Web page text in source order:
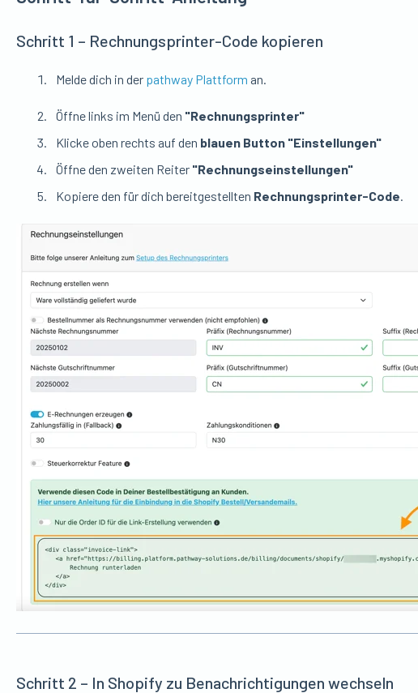
Schritt 1 – Rechnungsprinter-Code kopieren
Melde dich in der pathway Plattform an.
Öffne links im Menü den "Rechnungsprinter"
Klicke oben rechts auf den blauen Button "Einstellungen"
Öffne den zweiten Reiter "Rechnungseinstellungen"
Kopiere den für dich bereitgestellten Rechnungsprinter-Code.
Schritt 2 – In Shopify zu Benachrichtigungen wechseln